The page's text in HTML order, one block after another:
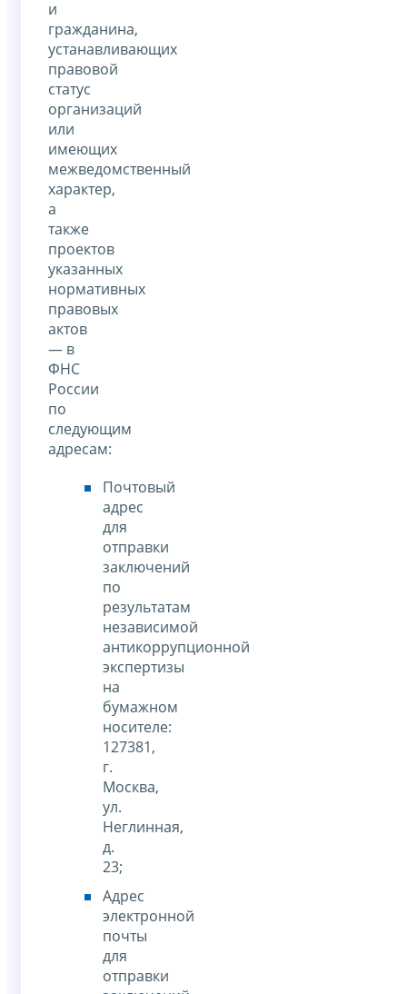
и
гражданина,
устанавливающих
правовой
статус
организаций
или
имеющих
межведомственный
характер,
а
также
проектов
указанных
нормативных
правовых
актов
— в
ФНС
России
по
следующим
адресам:
Почтовый
адрес
для
отправки
заключений
по
результатам
независимой
антикоррупционной
экспертизы
на
бумажном
носителе:
127381,
г.
Москва,
ул.
Неглинная,
д.
23;
Адрес
электронной
почты
для
отправки